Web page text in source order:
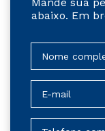
abaixo. Em